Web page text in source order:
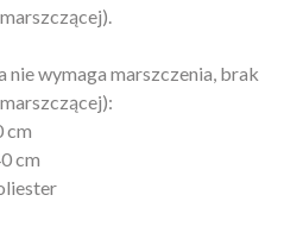
nie wymaga marszczenia, brak
cm
cm